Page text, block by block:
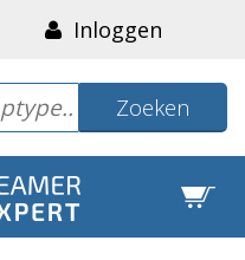
Inloggen
Zoeken